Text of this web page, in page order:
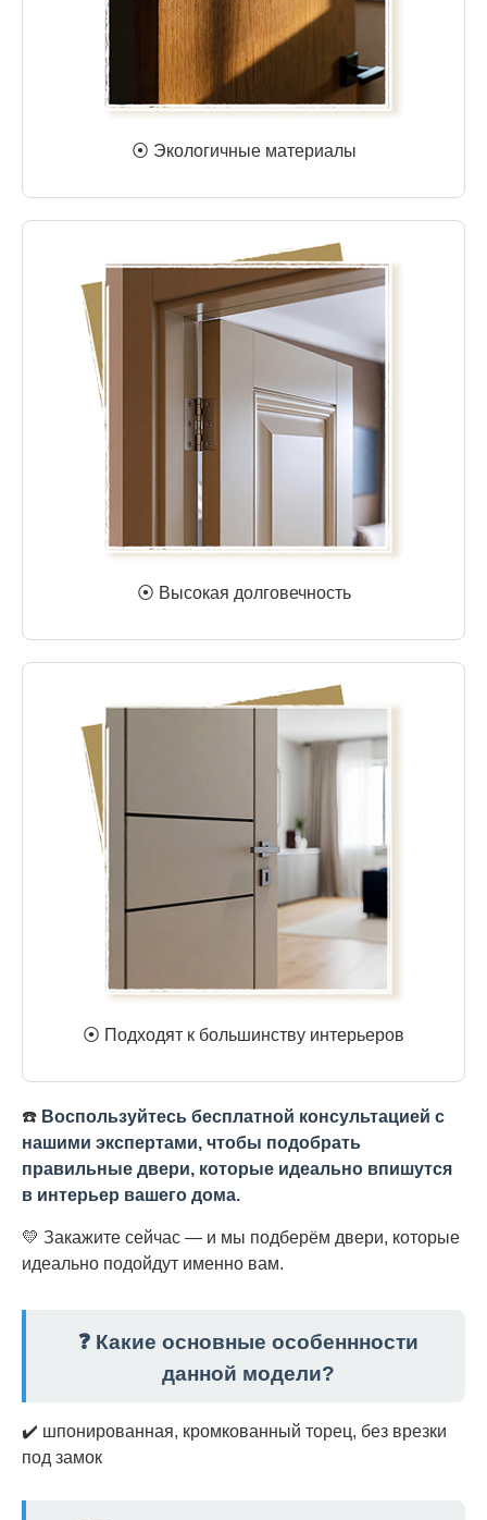
⦿ Экологичные материалы
⦿ Высокая долговечность
⦿ Подходят к большинству интерьеров
☎️ Воспользуйтесь бесплатной консультацией с
нашими экспертами, чтобы подобрать
правильные двери, которые идеально впишутся
в интерьер вашего дома.
💛 Закажите сейчас — и мы подберём двери, которые
идеально подойдут именно вам.
❓ Какие основные особеннности
данной модели?
✔️ шпонированная, кромкованный торец, без врезки
под замок